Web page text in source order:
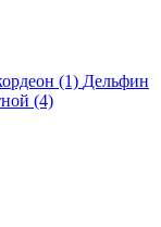
(1) Дельфин
(4)